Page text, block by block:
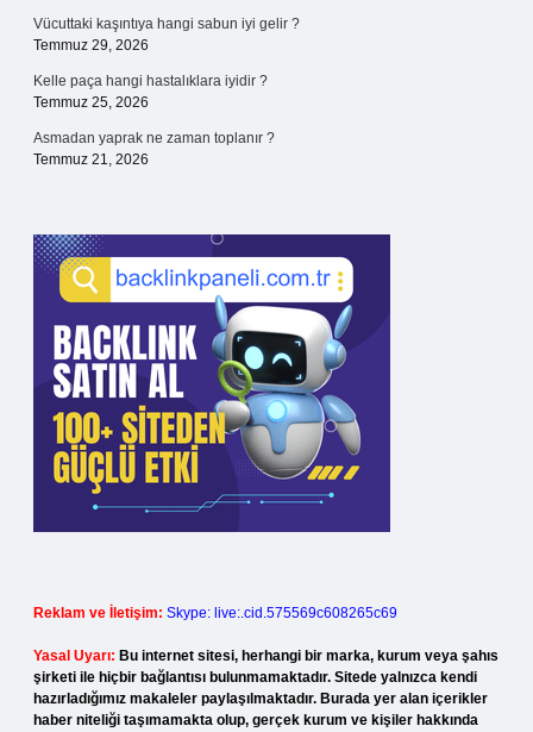
Vücuttaki kaşıntıya hangi sabun iyi gelir ?
Temmuz 29, 2026
Kelle paça hangi hastalıklara iyidir ?
Temmuz 25, 2026
Asmadan yaprak ne zaman toplanır ?
Temmuz 21, 2026
Reklam ve İletişim: Skype: live:.cid.575569c608265c69
Yasal Uyarı: Bu internet sitesi, herhangi bir marka, kurum veya şahıs
şirketi ile hiçbir bağlantısı bulunmamaktadır. Sitede yalnızca kendi
hazırladığımız makaleler paylaşılmaktadır. Burada yer alan içerikler
haber niteliği taşımamakta olup, gerçek kurum ve kişiler hakkında